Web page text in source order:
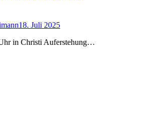
18. Juli 2025
in Christi Auferstehung…